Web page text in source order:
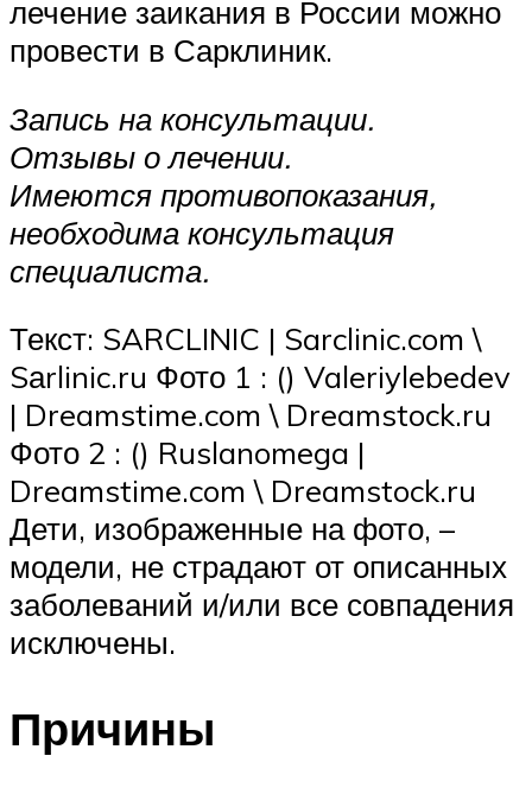
лечение заикания в России можно
провести в Сарклиник.
Запись на консультации.
Отзывы о лечении.
Имеются противопоказания,
необходима консультация
специалиста.
Текст: SARCLINIC | Sarclinic.com \
Sаrlinic.ru Фото 1 : () Valeriylebedev
| Dreamstime.com \ Dreamstock.ru
Фото 2 : () Ruslanomega |
Dreamstime.com \ Dreamstock.ru
Дети, изображенные на фото, –
модели, не страдают от описанных
заболеваний и/или все совпадения
исключены.
Причины